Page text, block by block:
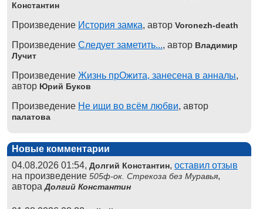
Константин
Произведение История замка, автор Voronezh-death
Произведение Следует заметить..., автор Владимир
Лучит
Произведение Жизнь прОжита, занесена в анналы,
автор Юрий Буков
Произведение Не ищи во всём любви, автор
палатова
Новые комментарии
04.08.2026 01:54, Долгий Константин, оставил отзыв
на произведение 505ф-ок. Стрекоза без Муравья,
автораДолгий Константин